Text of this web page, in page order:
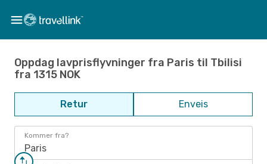
Oppdag lavprisflyvninger fra Paris til Tbilisi
fra 1315 NOK
Retur Enveis
Kommer fra?
Paris